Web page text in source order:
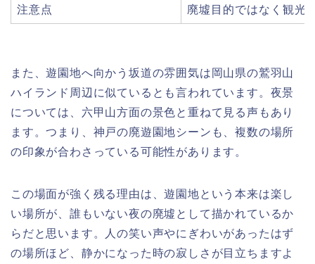
注意点 廃墟目的ではなく観光
また、遊園地へ向かう坂道の雰囲気は岡山県の鷲羽山
ハイランド周辺に似ているとも言われています。夜景
については、六甲山方面の景色と重ねて見る声もあり
ます。つまり、神戸の廃遊園地シーンも、複数の場所
の印象が合わさっている可能性があります。
この場面が強く残る理由は、遊園地という本来は楽し
い場所が、誰もいない夜の廃墟として描かれているか
らだと思います。人の笑い声やにぎわいがあったはず
の場所ほど、静かになった時の寂しさが目立ちますよ